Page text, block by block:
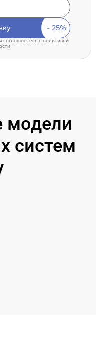
соглашаетесь cполитикой
модели
систем